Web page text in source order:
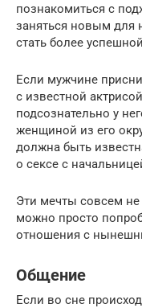
познакомиться с
заняться новым для
стать более
Если мужчине
с известной
подсознательно у
женщиной из его
должна быть
о сексе с
Эти мечты совсем не
можно просто
отношения с
Общение
Если во сне